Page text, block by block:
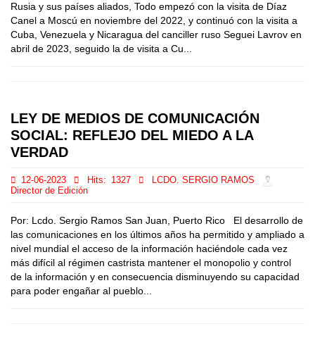
Rusia y sus países aliados, Todo empezó con la visita de Díaz
Canel a Moscú en noviembre del 2022, y continuó con la visita a
Cuba, Venezuela y Nicaragua del canciller ruso Seguei Lavrov en
abril de 2023, seguido la de visita a Cu...
LEY DE MEDIOS DE COMUNICACIÓN
SOCIAL: REFLEJO DEL MIEDO A LA
VERDAD
12-06-2023 Hits: 1327
LCDO. SERGIO RAMOS
Director de Edición
Por: Lcdo. Sergio Ramos San Juan, Puerto Rico El desarrollo de
las comunicaciones en los últimos años ha permitido y ampliado a
nivel mundial el acceso de la información haciéndole cada vez
más difícil al régimen castrista mantener el monopolio y control
de la información y en consecuencia disminuyendo su capacidad
para poder engañar al pueblo...